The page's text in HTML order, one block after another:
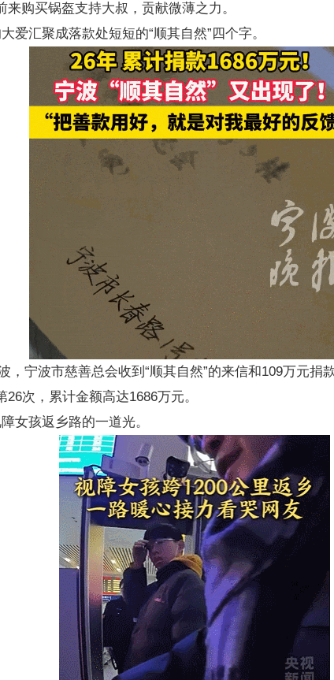
购买锅盔支持大叔，贡献微薄之力。
爱汇聚成落款处短短的“顺其自然”四个字。
，宁波市慈善总会收到“顺其自然”的来信和109万元捐
次，累计金额高达1686万元。
女孩返乡路的一道光。